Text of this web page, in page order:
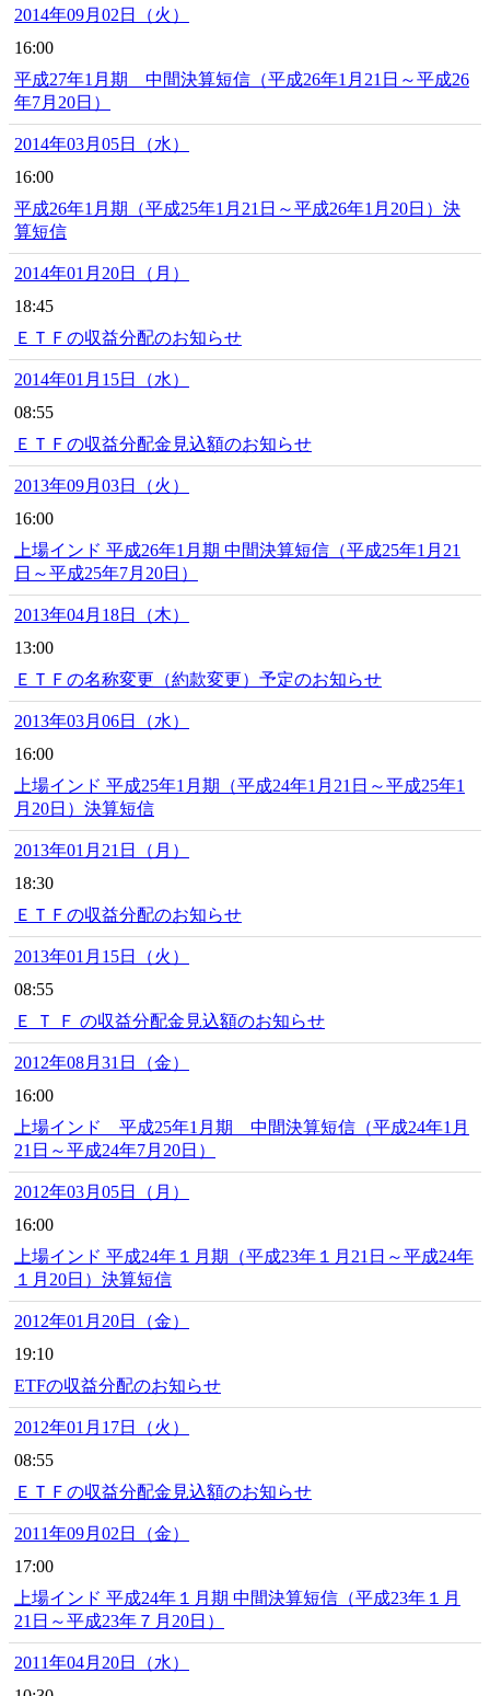
2014年09月02日（火）
16:00
平成27年1月期 中間決算短信（平成26年1月21日～平成26
年7月20日）
2014年03月05日（水）
16:00
平成26年1月期（平成25年1月21日～平成26年1月20日）決
算短信
2014年01月20日（月）
18:45
ＥＴＦの収益分配のお知らせ
2014年01月15日（水）
08:55
ＥＴＦの収益分配金見込額のお知らせ
2013年09月03日（火）
16:00
上場インド 平成26年1月期 中間決算短信（平成25年1月21
日～平成25年7月20日）
2013年04月18日（木）
13:00
ＥＴＦの名称変更（約款変更）予定のお知らせ
2013年03月06日（水）
16:00
上場インド 平成25年1月期（平成24年1月21日～平成25年1
月20日）決算短信
2013年01月21日（月）
18:30
ＥＴＦの収益分配のお知らせ
2013年01月15日（火）
08:55
Ｅ Ｔ Ｆ の収益分配金見込額のお知らせ
2012年08月31日（金）
16:00
上場インド 平成25年1月期 中間決算短信（平成24年1月
21日～平成24年7月20日）
2012年03月05日（月）
16:00
上場インド 平成24年１月期（平成23年１月21日～平成24年
１月20日）決算短信
2012年01月20日（金）
19:10
ETFの収益分配のお知らせ
2012年01月17日（火）
08:55
ＥＴＦの収益分配金見込額のお知らせ
2011年09月02日（金）
17:00
上場インド 平成24年１月期 中間決算短信（平成23年１月
21日～平成23年７月20日）
2011年04月20日（水）